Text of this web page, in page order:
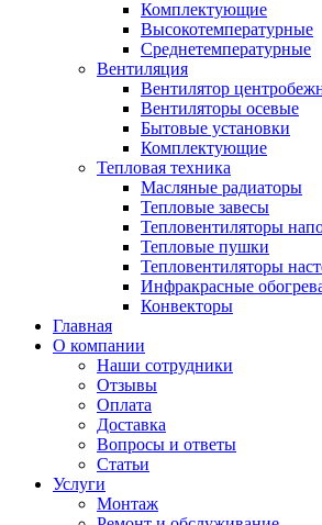
Комплектующие
Высокотемпературные
Среднетемпературные
Вентиляция
Вентилятор
Вентиляторы осевые
Бытовые установки
Комплектующие
Тепловая техника
Масляные радиаторы
Тепловые завесы
Тепловентиляторы
Тепловые пушки
Тепловентиляторы
Инфракрасные
Конвекторы
Главная
О компании
Наши сотрудники
Отзывы
Оплата
Доставка
Вопросы и ответы
Статьи
Услуги
Монтаж